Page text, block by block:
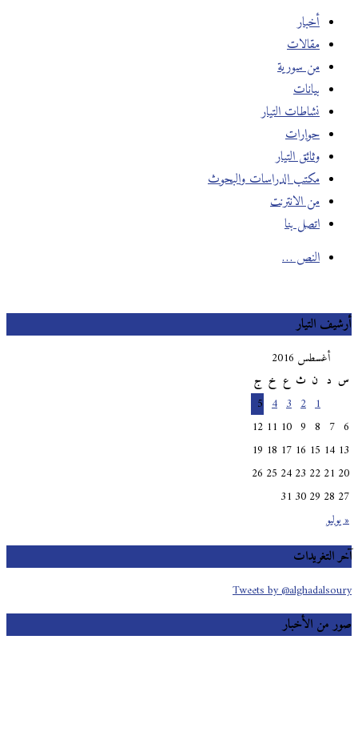
أخبار
مقالات
من سورية
بيانات
نشاطات التيار
حوارات
وثائق التيار
مكتب الدراسات والبحوث
من الانترنت
اتصل بنا
النص …
التيار
أغسطس 2016
د ن ث ع خ ج
2
3
4
5
7
8
9
10
11
12
14
15
16
17
18
19
21
22
23
24
25
26
28
29
30
31
التغريدات
Tweets by
من الأخبار